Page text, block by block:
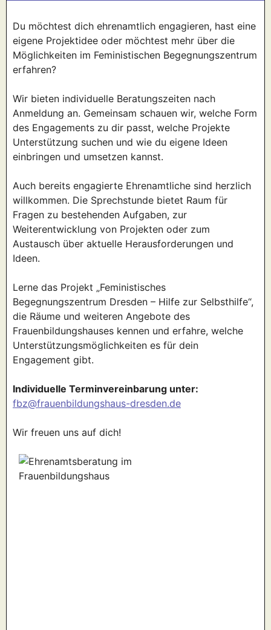
Du möchtest dich ehrenamtlich engagieren, hast eine
eigene Projektidee oder möchtest mehr über die
Möglichkeiten im Feministischen Begegnungszentrum
erfahren?
Wir bieten individuelle Beratungszeiten nach
Anmeldung an. Gemeinsam schauen wir, welche Form
des Engagements zu dir passt, welche Projekte
Unterstützung suchen und wie du eigene Ideen
einbringen und umsetzen kannst.
Auch bereits engagierte Ehrenamtliche sind herzlich
willkommen. Die Sprechstunde bietet Raum für
Fragen zu bestehenden Aufgaben, zur
Weiterentwicklung von Projekten oder zum
Austausch über aktuelle Herausforderungen und
Ideen.
Lerne das Projekt „Feministisches
Begegnungszentrum Dresden – Hilfe zur Selbsthilfe“,
die Räume und weiteren Angebote des
Frauenbildungshauses kennen und erfahre, welche
Unterstützungsmöglichkeiten es für dein
Engagement gibt.
Individuelle Terminvereinbarung unter:
fbz@frauenbildungshaus-dresden.de
Wir freuen uns auf dich!